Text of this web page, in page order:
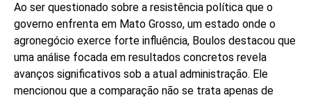
Ao ser questionado sobre a resistência política que o
governo enfrenta em Mato Grosso, um estado onde o
agronegócio exerce forte influência, Boulos destacou que
uma análise focada em resultados concretos revela
avanços significativos sob a atual administração. Ele
mencionou que a comparação não se trata apenas de